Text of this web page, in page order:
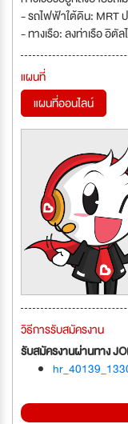
- รถไฟฟ้าใต้ดิน: MRT
- ทางเรือ: ลงท่าเรือ อิตั
แผนที่
แผนที่ออนไลน์
วิธีการรับสมัครงาน
รับสมัครงานผ่านทาง